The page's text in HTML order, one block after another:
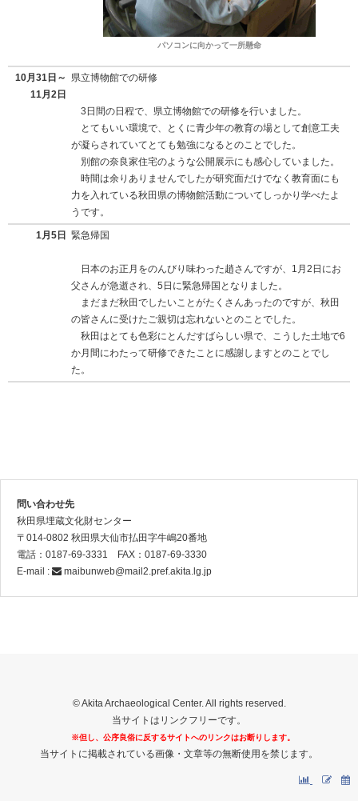
パソコンに向かって一所懸命
10月31日～
11月2日
県立博物館での研修
3日間の日程で、県立博物館での研修を行いました。
とてもいい環境で、とくに青少年の教育の場として創意工夫
が凝らされていてとても勉強になるとのことでした。
別館の奈良家住宅のような公開展示にも感心していました。
時間は余りありませんでしたが研究面だけでなく教育面にも
力を入れている秋田県の博物館活動についてしっかり学べたよ
うです。
1月5日 緊急帰国
日本のお正月をのんびり味わった趙さんですが、1月2日にお
父さんが急逝され、5日に緊急帰国となりました。
まだまだ秋田でしたいことがたくさんあったのですが、秋田
の皆さんに受けたご親切は忘れないとのことでした。
秋田はとても色彩にとんだすばらしい県で、こうした土地で6
か月間にわたって研修できたことに感謝しますとのことでし
た。
問い合わせ先
秋田県埋蔵文化財センター
〒014-0802 秋田県大仙市払田字牛嶋20番地
電話：0187-69-3331 FAX：0187-69-3330
E-mail :
maibunweb@mail2.pref.akita.lg.jp
© Akita Archaeological Center. All rights reserved.
当サイトはリンクフリーです。
※但し、公序良俗に反するサイトへのリンクはお断りします。
当サイトに掲載されている画像・文章等の無断使用を禁じます。